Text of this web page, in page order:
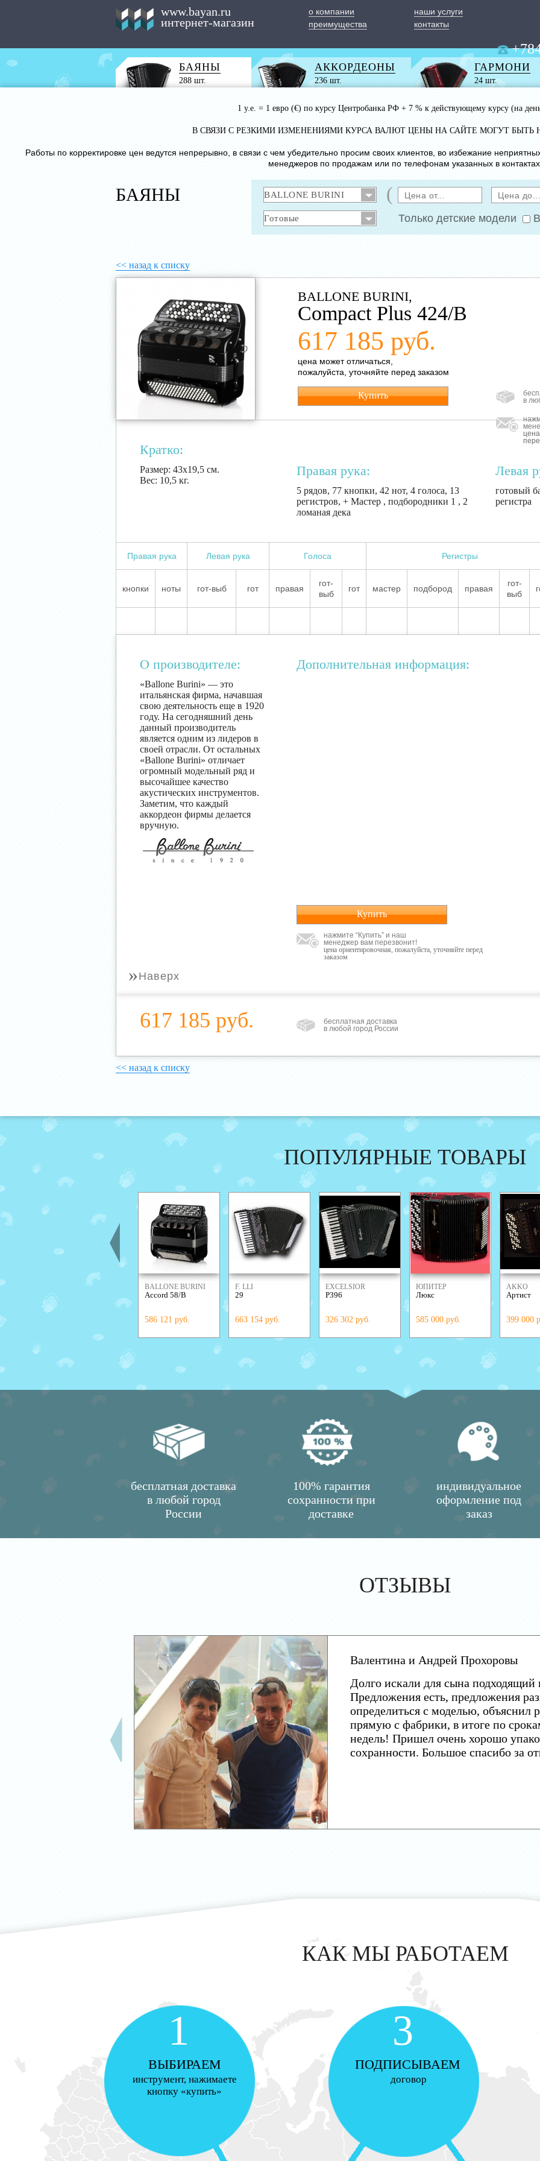
www.bayan.ru
интернет-магазин
о компании
наши услуги
преимущества
контакты
БАЯНЫ
288 шт.
АККОРДЕОНЫ
236 шт.
ГАРМОНИ
24 шт.
1 у.е. = 1 евро (€) по курсу Центробанка РФ + 7 % к действующему курсу (на
В СВЯЗИ С РЕЗКИМИ ИЗМЕНЕНИЯМИ КУРСА ВАЛЮТ ЦЕНЫ НА САЙТЕ МОГУТ БЫТЬ
Работы по корректировке цен ведутся непрерывно, в связи с чем убедительно просим своих клиентов, во избежание
менеджеров по продажам или по телефонам указанных в
БАЯНЫ (
Только детские модели
<< назад к списку
BALLONE BURINI,
Compact Plus 424/B
617 185 руб.
цена может отличаться,
пожалуйста, уточняйте перед заказом
Купить
в
Кратко:
Размер: 43х19,5 см.
Вес: 10,5 кг.
Правая рука:
5 рядов, 77 кнопки, 42 нот, 4 голоса, 13
регистров, + Мастер , подбородники 1 , 2
ломаная дека
Левая
готовый
регистра
Правая рука Левая рука Голоса Регистры
кнопки ноты гот-выб гот правая
гот-
выб
гот мастер подбород правая
гот-
выб
О производителе:
«Ballone Burini» — это
итальянская фирма, начавшая
свою деятельность еще в 1920
году. На сегодняшний день
данный производитель
является одним из лидеров в
своей отрасли. От остальных
«Ballone Burini» отличает
огромный модельный ряд и
высочайшее качество
акустических инструментов.
Заметим, что каждый
аккордеон фирмы делается
вручную.
Дополнительная информация:
Купить
нажмите “Купить” и наш
менеджер вам перезвонит!
цена ориентировочная, пожалуйста, уточняйте перед
заказом
» Наверх
617 185 руб.
бесплатная доставка
в любой город России
<< назад к списку
ПОПУЛЯРНЫЕ ТОВАРЫ
BALLONE BURINI
Accord 58/B
586 121 руб.
F. LLI
ALESSANDRINI
29
663 154 руб.
EXCELSIOR
P396
326 302 руб.
ЮПИТЕР
Люкс
585 000 руб.
AKKO
Артист
399 000
бесплатная доставка
в любой город
России
100% гарантия
сохранности при
доставке
индивидуальное
оформление под
заказ
ОТЗЫВЫ
Валентина и Андрей Прохоровы
Долго искали для сына подходящий
Предложения есть, предложения
определиться с моделью, объяснил
прямую с фабрики, в итоге по
недель! Пришел очень хорошо
сохранности. Большое спасибо за
КАК МЫ РАБОТАЕМ
1
ВЫБИРАЕМ
инструмент, нажимаете
кнопку «купить»
3
ПОДПИСЫВАЕМ
договор